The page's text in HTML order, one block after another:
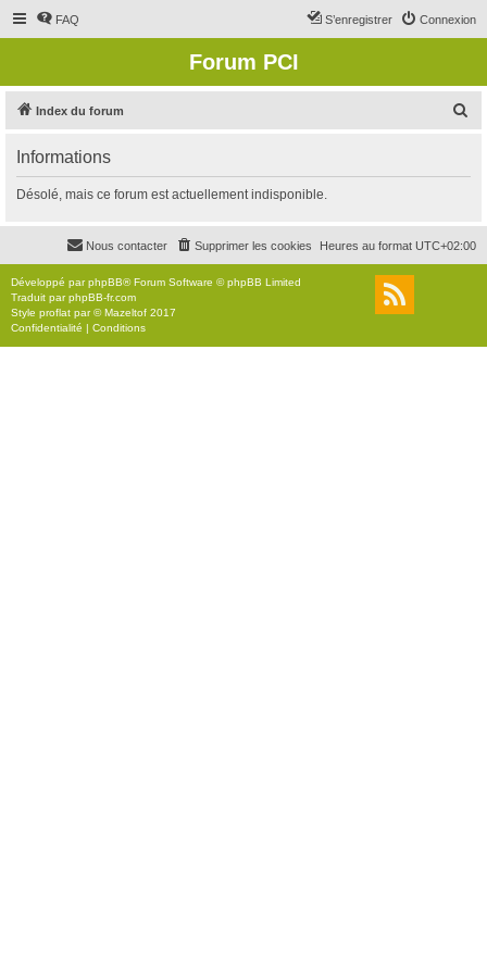
FAQ Connexion
S’enregistrer
Forum PCI
Index du forum
r
c
r
Informations
Désolé, mais ce forum est actuellement indisponible.
Heures au format UTC+02:00
Supprimer les cookies
Nous contacter
Développé parphpBB® Forum Software © phpBB Limited
Traduit parphpBB-fr.com
Style proflat par ©Mazeltof 2017
Confidentialité | Conditions